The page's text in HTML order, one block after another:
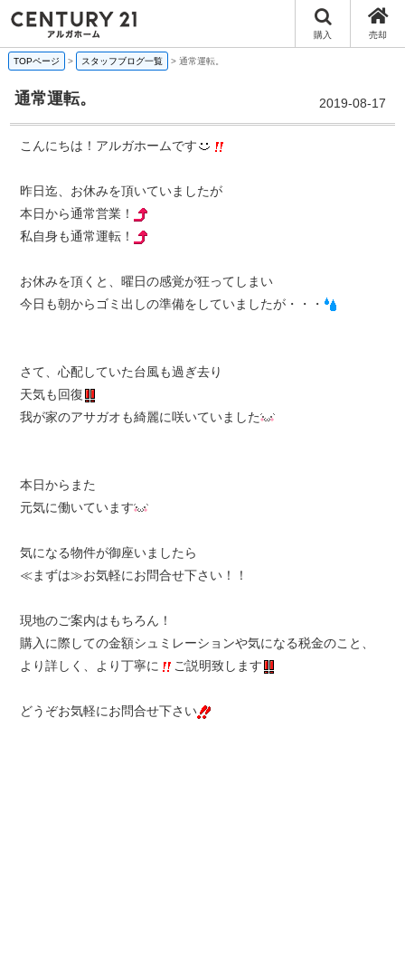
購入 売却
TOPページ > スタッフブログ一覧 > 通常運転。
通常運転。 2019-08-17
こんにちは！アルガホームです
昨日迄、お休みを頂いていましたが
本日から通常営業！
私自身も通常運転！
お休みを頂くと、曜日の感覚が狂ってしまい
今日も朝からゴミ出しの準備をしていましたが・・・
さて、心配していた台風も過ぎ去り
天気も回復
我が家のアサガオも綺麗に咲いていました
本日からまた
元気に働いています
気になる物件が御座いましたら
≪まずは≫お気軽にお問合せ下さい！！
現地のご案内はもちろん！
購入に際しての金額シュミレーションや気になる税金のこと、
より詳しく、より丁寧に
ご説明致します
どうぞお気軽にお問合せ下さい